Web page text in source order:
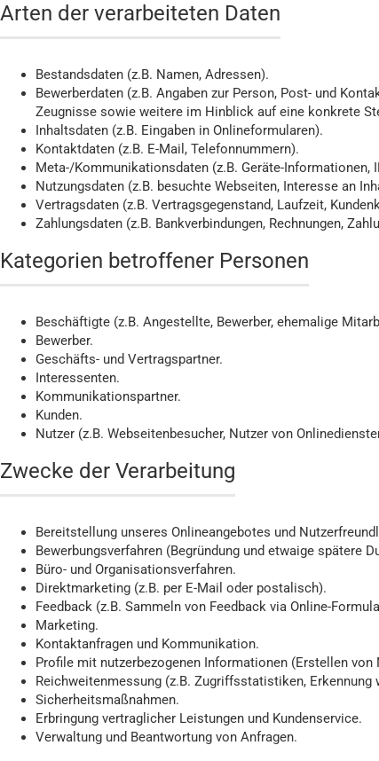
Arten der verarbeiteten Daten
Bestandsdaten (z.B. Namen, Adressen).
Bewerberdaten (z.B. Angaben zur Person, Post- und
Zeugnisse sowie weitere im Hinblick auf eine konkrete
Inhaltsdaten (z.B. Eingaben in Onlineformularen).
Kontaktdaten (z.B. E-Mail, Telefonnummern).
Meta-/Kommunikationsdaten (z.B. Geräte-Informationen,
Nutzungsdaten (z.B. besuchte Webseiten, Interesse an
Vertragsdaten (z.B. Vertragsgegenstand, Laufzeit,
Zahlungsdaten (z.B. Bankverbindungen, Rechnungen,
Kategorien betroffener Personen
Beschäftigte (z.B. Angestellte, Bewerber, ehemalige
Bewerber.
Geschäfts- und Vertragspartner.
Interessenten.
Kommunikationspartner.
Kunden.
Nutzer (z.B. Webseitenbesucher, Nutzer von
Zwecke der Verarbeitung
Bereitstellung unseres Onlineangebotes und
Bewerbungsverfahren (Begründung und etwaige spätere
Büro- und Organisationsverfahren.
Direktmarketing (z.B. per E-Mail oder postalisch).
Feedback (z.B. Sammeln von Feedback via Online-
Marketing.
Kontaktanfragen und Kommunikation.
Profile mit nutzerbezogenen Informationen (Erstellen von
Reichweitenmessung (z.B. Zugriffsstatistiken, Erkennung
Sicherheitsmaßnahmen.
Erbringung vertraglicher Leistungen und Kundenservice.
Verwaltung und Beantwortung von Anfragen.